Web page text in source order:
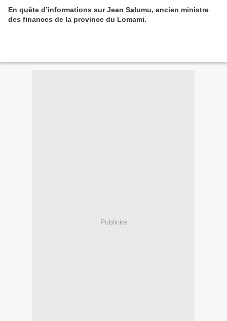
En quête d’informations sur Jean Salumu, ancien ministre
des finances de la province du Lomami.
Publicité